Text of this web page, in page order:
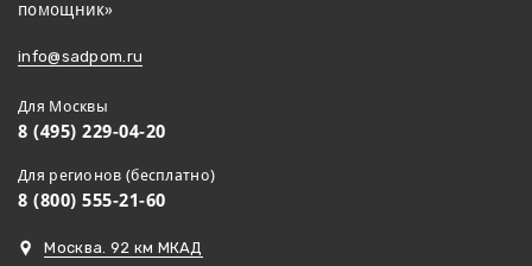
помощник»
info@sadpom.ru
Для Москвы
8 (495) 229-04-20
Для регионов (бесплатно)
8 (800) 555-21-60
Москва. 92 км МКАД